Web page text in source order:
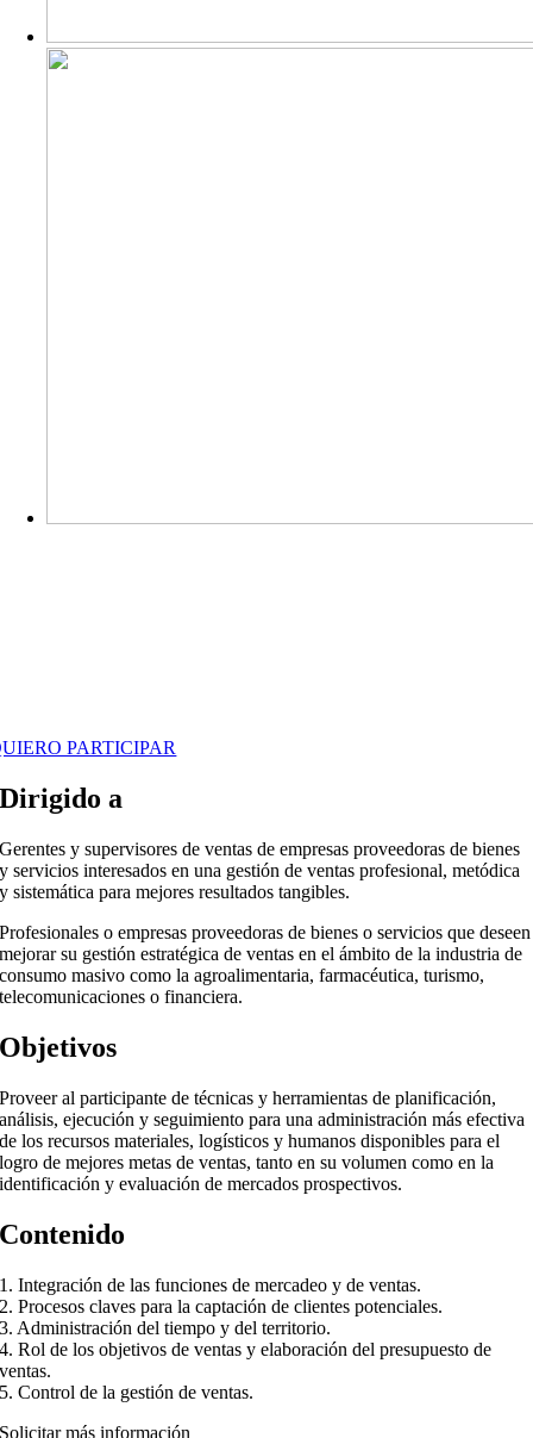
PARTICIPAR
Dirigido a
Gerentes y supervisores de ventas de empresas proveedoras de bienes
y servicios interesados en una gestión de ventas profesional, metódica
y sistemática para mejores resultados tangibles.
Profesionales o empresas proveedoras de bienes o servicios que deseen
mejorar su gestión estratégica de ventas en el ámbito de la industria de
consumo masivo como la agroalimentaria, farmacéutica, turismo,
telecomunicaciones o financiera.
Objetivos
Proveer al participante de técnicas y herramientas de planificación,
análisis, ejecución y seguimiento para una administración más efectiva
de los recursos materiales, logísticos y humanos disponibles para el
logro de mejores metas de ventas, tanto en su volumen como en la
identificación y evaluación de mercados prospectivos.
Contenido
1. Integración de las funciones de mercadeo y de ventas.
2. Procesos claves para la captación de clientes potenciales.
3. Administración del tiempo y del territorio.
4. Rol de los objetivos de ventas y elaboración del presupuesto de
ventas.
5. Control de la gestión de ventas.
Solicitar más información